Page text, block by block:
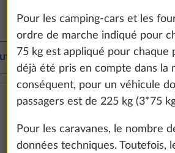
data for statistics
all". You can
information about
534 €
Pour les camping-cars et les
ordre de marche indiqué pour
75 kg est appliqué pour chaque
déjà été pris en compte dans la
conséquent, pour un véhicule
passagers est de 225 kg (3*75
Pour les caravanes, le nombre
données techniques. Toutefois,